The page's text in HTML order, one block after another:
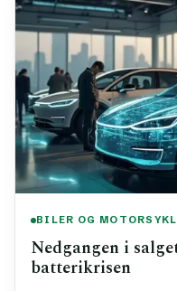
BILER OG
Nedgangen i
batterikrisen